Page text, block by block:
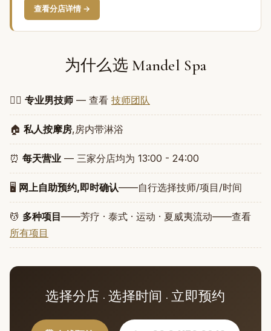
查看分店详情 →
为什么选 Mandel Spa
🧑‍⚕️ 专业男技师 — 查看 技师团队
🏠 私人按摩房,房内带淋浴
⏰ 每天营业 — 三家分店均为 13:00 - 24:00
🖥️ 网上自助预约,即时确认——自行选择技师/项目/时间
💆 多种项目——芳疗 · 泰式 · 运动 · 夏威夷流动——查看
所有项目
选择分店 · 选择时间 · 立即预约